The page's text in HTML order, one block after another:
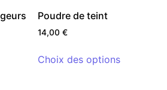
Poudre de teint
14,00€
Choix des options